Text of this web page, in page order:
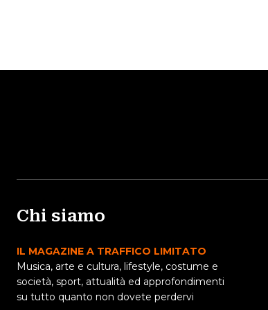
Chi siamo
IL MAGAZINE A TRAFFICO LIMITATO
Musica, arte e cultura, lifestyle, costume e
società, sport, attualità ed approfondimenti
su tutto quanto non dovete perdervi